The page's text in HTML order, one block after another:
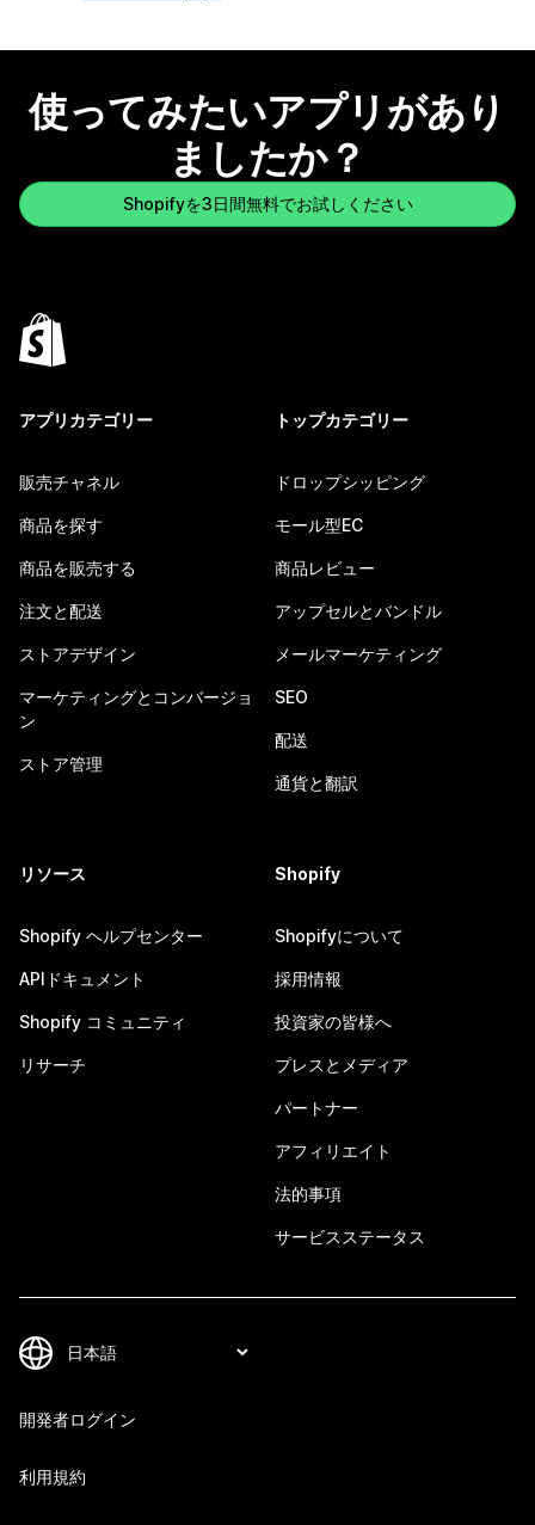
使ってみたいアプリがあり
ましたか？
Shopifyを3日間無料でお試しください
アプリカテゴリー
販売チャネル
商品を探す
商品を販売する
注文と配送
ストアデザイン
マーケティングとコンバージョ
ン
ストア管理
トップカテゴリー
ドロップシッピング
モール型EC
商品レビュー
アップセルとバンドル
メールマーケティング
SEO
配送
通貨と翻訳
リソース
Shopify ヘルプセンター
APIドキュメント
Shopify コミュニティ
リサーチ
Shopify
Shopifyについて
採用情報
投資家の皆様へ
プレスとメディア
パートナー
アフィリエイト
法的事項
サービスステータス
開発者ログイン
利用規約